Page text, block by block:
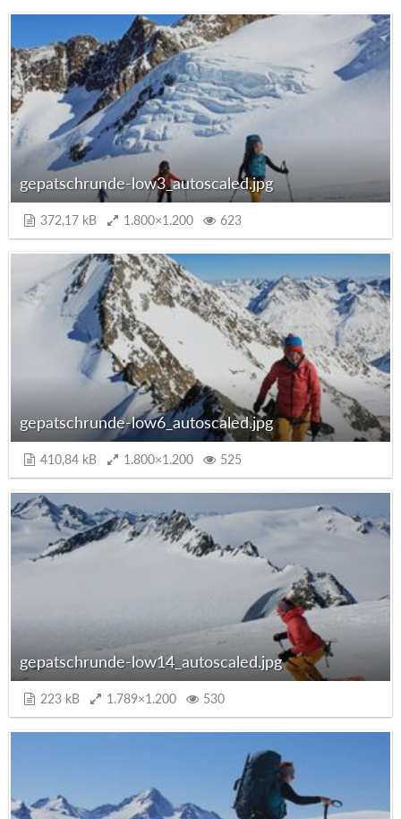
gepatschrunde-low3_autoscaled.jpg
372,17 kB 1.800×1.200 623
gepatschrunde-low6_autoscaled.jpg
410,84 kB 1.800×1.200 525
gepatschrunde-low14_autoscaled.jpg
223 kB 1.789×1.200 530